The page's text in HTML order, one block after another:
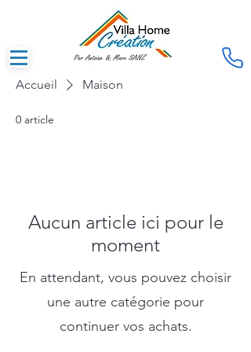
Accueil Maison
0 article
Aucun article ici pour le
moment
En attendant, vous pouvez choisir
une autre catégorie pour
continuer vos achats.